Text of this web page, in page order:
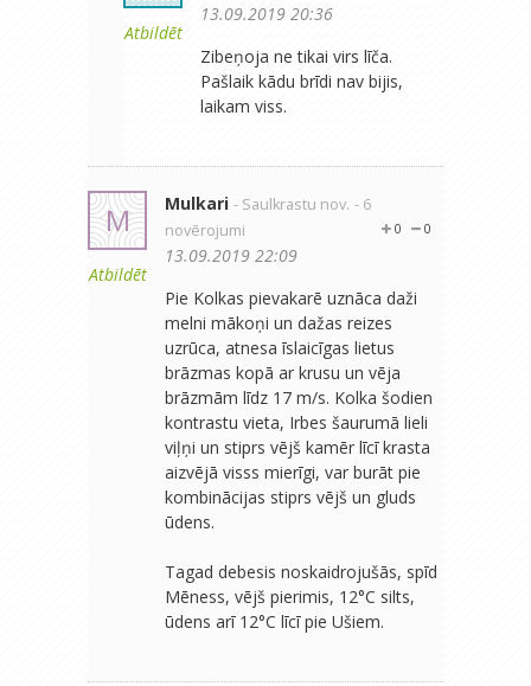
Atbildēt
13.09.2019 20:36
Zibeņoja ne tikai virs līča.
Pašlaik kādu brīdi nav bijis,
laikam viss.
M
Atbildēt
Mulkari - Saulkrastu nov. - 6
novērojumi
0
0
13.09.2019 22:09
Pie Kolkas pievakarē uznāca daži
melni mākoņi un dažas reizes
uzrūca, atnesa īslaicīgas lietus
brāzmas kopā ar krusu un vēja
brāzmām līdz 17 m/s. Kolka šodien
kontrastu vieta, Irbes šaurumā lieli
viļņi un stiprs vējš kamēr līcī krasta
aizvējā visss mierīgi, var burāt pie
kombinācijas stiprs vējš un gluds
ūdens.
Tagad debesis noskaidrojušās, spīd
Mēness, vējš pierimis, 12°C silts,
ūdens arī 12°C līcī pie Ušiem.